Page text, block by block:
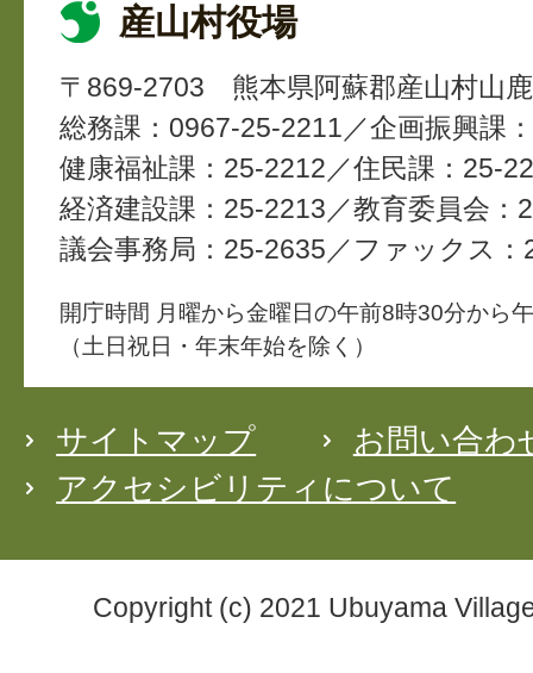
産山村役場
〒869-2703
熊本県阿蘇郡産山村山
総務課：0967-25-2211
企画振興課
健康福祉課：25-2212
住民課：25-
経済建設課：25-2213
教育委員会：
議会事務局：25-2635
ファックス：
開庁時間 月曜から金曜日の午前8時30分から
（土日祝日・年末年始を除く）
サイトマップ
お問い合わ
アクセシビリティについて
Copyright (c) 2021 Ubuyama